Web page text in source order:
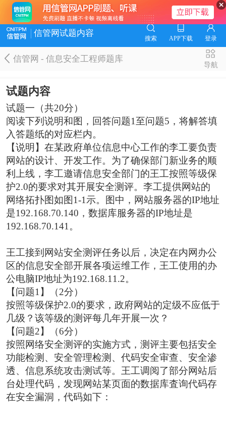
信管网试题内容
搜索 APP下载 登录
信管网 - 信息安全工程师题库
导航
试题内容
试题一（共20分）
阅读下列说明和图，回答问题1至问题5，将解答填
入答题纸的对应栏内。
【说明】在某政府单位信息中心工作的李工要负责
网站的设计、开发工作。为了确保部门新业务的顺
利上线，李工邀请信息安全部门的王工按照等级保
护2.0的要求对其开展安全测评。李工提供网站的
网络拓扑图如图1-1示。图中，网站服务器的IP地址
是192.168.70.140，数据库服务器的IP地址是
192.168.70.141。
王工接到网站安全测评任务以后，决定在内网办公
区的信息安全部开展各项运维工作，王工使用的办
公电脑IP地址为192.168.11.2。
【问题1】（2分）
按照等级保护2.0的要求，政府网站的定级不应低于
几级？该等级的测评每几年开展一次？
【问题2】（6分）
按照网络安全测评的实施方式，测评主要包括安全
功能检测、安全管理检测、代码安全审查、安全渗
透、信息系统攻击测试等。王工调阅了部分网站后
台处理代码，发现网站某页面的数据库査询代码存
在安全漏洞，代码如下：